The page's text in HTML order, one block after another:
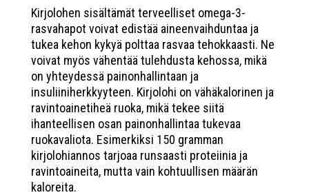
Kirjolohen sisältämät terveelliset omega-3-
rasvahapot voivat edistää aineenvaihduntaa ja
tukea kehon kykyä polttaa rasvaa tehokkaasti. Ne
voivat myös vähentää tulehdusta kehossa, mikä
on yhteydessä painonhallintaan ja
insuliiniherkkyyteen. Kirjolohi on vähäkalorinen ja
ravintoainetiheä ruoka, mikä tekee siitä
ihanteellisen osan painonhallintaa tukevaa
ruokavaliota. Esimerkiksi 150 gramman
kirjolohiannos tarjoaa runsaasti proteiinia ja
ravintoaineita, mutta vain kohtuullisen määrän
kaloreita.